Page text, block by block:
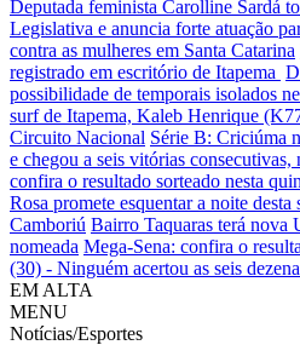
Deputada feminista Carolline Sardá
Legislativa e anuncia forte atuação
contra as mulheres em Santa Catarina
registrado em escritório de Itapema
possibilidade de temporais isolados
surf de Itapema, Kaleb Henrique
Circuito Nacional Série B: Criciúma
e chegou a seis vitórias consecutivas,
confira o resultado sorteado nesta
Rosa promete esquentar a noite
Camboriú Bairro Taquaras terá nova
nomeada Mega-Sena: confira o
(30) - Ninguém acertou as seis
EM ALTA
MENU
Notícias/Esportes